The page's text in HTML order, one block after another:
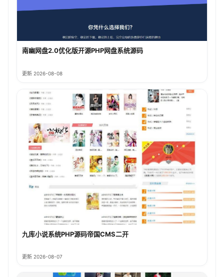
南幽网盘2.0优化版开源PHP网盘系统源码
更新 2026-08-08
九库小说系统PHP源码帝国CMS二开
更新 2026-08-07